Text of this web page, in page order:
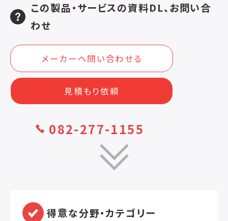
この製品・サービスの資料DL、お問い合
わせ
メーカーへ問い合わせる
見積もり依頼
082-277-1155
得意な分野・カテゴリー